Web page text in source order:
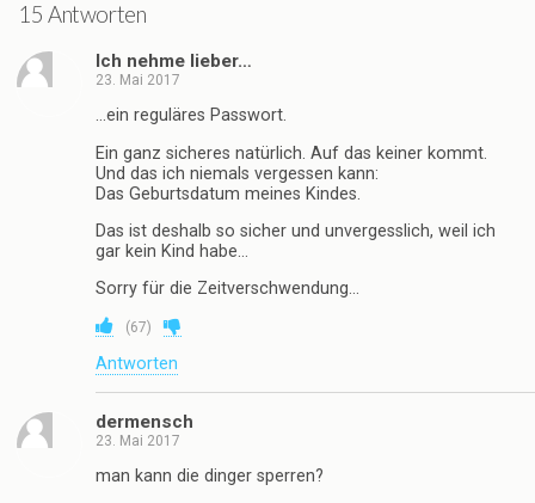
15 Antworten
Ich nehme lieber…
23. Mai 2017
…ein reguläres Passwort.
Ein ganz sicheres natürlich. Auf das keiner kommt.
Und das ich niemals vergessen kann:
Das Geburtsdatum meines Kindes.
Das ist deshalb so sicher und unvergesslich, weil ich
gar kein Kind habe…
Sorry für die Zeitverschwendung…
(67)
Antworten
dermensch
23. Mai 2017
man kann die dinger sperren?